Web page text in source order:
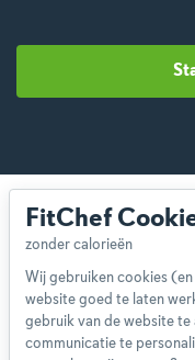
FitChef
Wij gebruiken cookies
website goed te laten
gebruik van de website te
communicatie te